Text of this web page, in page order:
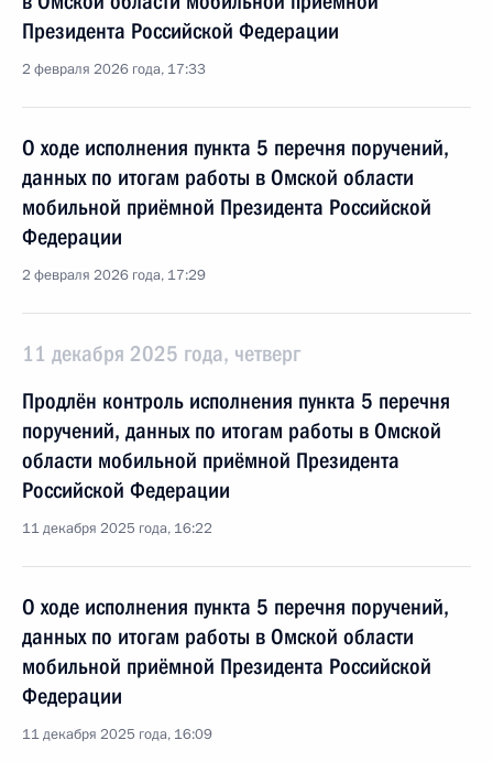
Президента Российской Федерации
2 февраля 2026 года, 17:33
О ходе исполнения пункта 5 перечня поручений,
данных по итогам работы в Омской области
мобильной приёмной Президента Российской
Федерации
2 февраля 2026 года, 17:29
11 декабря 2025 года, четверг
Продлён контроль исполнения пункта 5 перечня
поручений, данных по итогам работы в Омской
области мобильной приёмной Президента
Российской Федерации
11 декабря 2025 года, 16:22
О ходе исполнения пункта 5 перечня поручений,
данных по итогам работы в Омской области
мобильной приёмной Президента Российской
Федерации
11 декабря 2025 года, 16:09